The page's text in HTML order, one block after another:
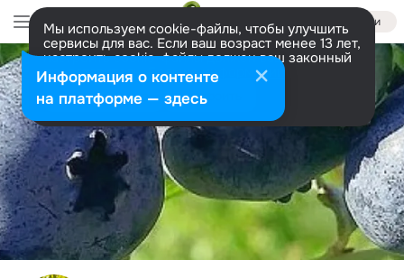
Войти
Мы используем cookie-файлы, чтобы улучшить
сервисы для вас. Если ваш возраст менее 13 лет,
настроить cookie-файлы должен ваш законный
представитель. Больше информации
Разрешить все Настроить
Информация о контенте
на платформе — здесь